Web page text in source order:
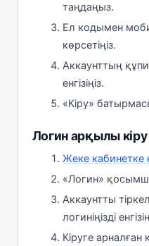
таңдаңыз.
Ел кодымен
көрсетіңіз.
Аккаунттың
енгізіңіз.
«Кіру»
Логин арқылы кіру
Жеке кабинетке
«Логин»
Аккаунтты
логиніңізді
Кіруге арналған